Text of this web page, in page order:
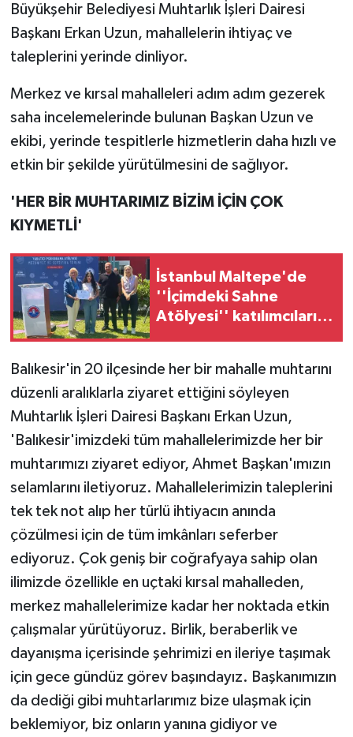
Büyükşehir Belediyesi Muhtarlık İşleri Dairesi
Başkanı Erkan Uzun, mahallelerin ihtiyaç ve
taleplerini yerinde dinliyor.
Merkez ve kırsal mahalleleri adım adım gezerek
saha incelemelerinde bulunan Başkan Uzun ve
ekibi, yerinde tespitlerle hizmetlerin daha hızlı ve
etkin bir şekilde yürütülmesini de sağlıyor.
'HER BİR MUHTARIMIZ BİZİM İÇİN ÇOK
KIYMETLİ'
İstanbul Maltepe'de
''İçimdeki Sahne
Atölyesi'' katılımcıları
Balıkesir'in 20 ilçesinde her bir mahalle muhtarını
düzenli aralıklarla ziyaret ettiğini söyleyen
Muhtarlık İşleri Dairesi Başkanı Erkan Uzun,
'Balıkesir'imizdeki tüm mahallelerimizde her bir
muhtarımızı ziyaret ediyor, Ahmet Başkan'ımızın
selamlarını iletiyoruz. Mahallelerimizin taleplerini
tek tek not alıp her türlü ihtiyacın anında
çözülmesi için de tüm imkânları seferber
ediyoruz. Çok geniş bir coğrafyaya sahip olan
ilimizde özellikle en uçtaki kırsal mahalleden,
merkez mahallelerimize kadar her noktada etkin
çalışmalar yürütüyoruz. Birlik, beraberlik ve
dayanışma içerisinde şehrimizi en ileriye taşımak
için gece gündüz görev başındayız. Başkanımızın
da dediği gibi muhtarlarımız bize ulaşmak için
beklemiyor, biz onların yanına gidiyor ve